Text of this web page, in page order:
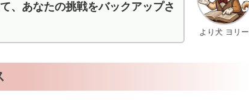
より犬 ヨリー
、あなたの挑戦をバックアップさ